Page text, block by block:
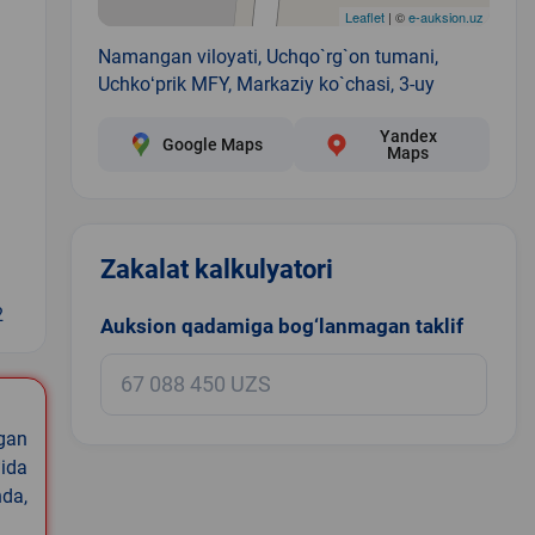
Leaflet| ©e-auksion.uz
Namangan viloyati, Uchqo`rg`on tumani,
Uchkoʻprik MFY, Markaziy ko`chasi, 3-uy
Google Maps
Yandex
Maps
Zakalat kalkulyatori
Auksion qadamiga bog‘lanmagan taklif